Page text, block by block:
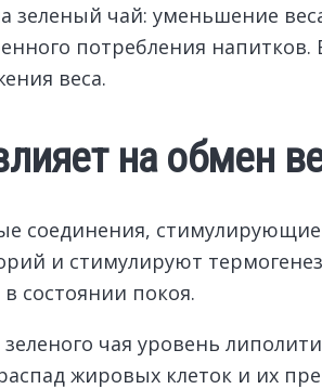
зеленый чай: уменьшение
потребления
веса.
на обмен
соединения,
и стимулируют
состоянии покоя.
чая уровень
жировых клеток и их